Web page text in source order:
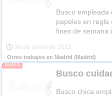
Busco empleada
papeles en regla
fines de semana
30 de enero de 2022
Otros trabajos en Madrid (Madrid)
-BUSCO-
Busco
Busco chica